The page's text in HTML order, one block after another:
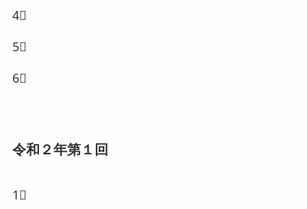
4⃣
5⃣
6⃣
令和２年第１回
1⃣